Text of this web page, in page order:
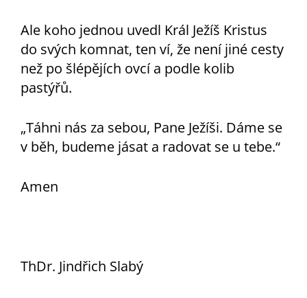
Ale koho jednou uvedl Král Ježíš Kristus
do svých komnat, ten ví, že není jiné cesty
než po šlépějích ovcí a podle kolib
pastýřů.
„Táhni nás za sebou, Pane Ježíši. Dáme se
v běh, budeme jásat a radovat se u tebe.“
Amen
ThDr. Jindřich Slabý